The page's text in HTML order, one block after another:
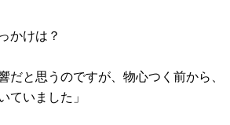
かけは？
だと思うのですが、物心つく前から、
ていました」